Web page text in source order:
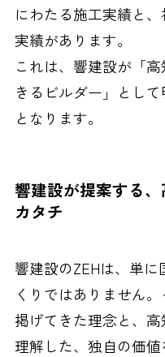
にわたる施工実績と
実績があります。
これは、響建設が「
きるビルダー」とし
となります。
響建設が提案する
カタチ
響建設のZEHは、単
くりではありません
掲げてきた理念と、
理解した、独自の価値